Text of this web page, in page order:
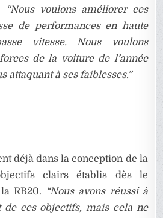
“Nous voulons améliorer ces
de performances en haute
vitesse. Nous voulons
de la voiture de l’année
attaquant à ses faiblesses.”
déjà dans la conception de la
clairs établis dès le
RB20.
“Nous avons réussi à
ces objectifs, mais cela ne